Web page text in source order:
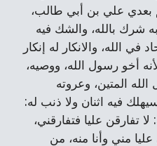
بعدي علي بن أبي طالب،
شرك بالله، والشك فيه
في الله، والانكار له إنكار
لأنه أخو رسول الله، ووصيه،
المتين، وعروته
فيه اثنان ولا ذنب له:
لا تفارقن عليا فتفارقني،
عليا مني وأنا منه، من